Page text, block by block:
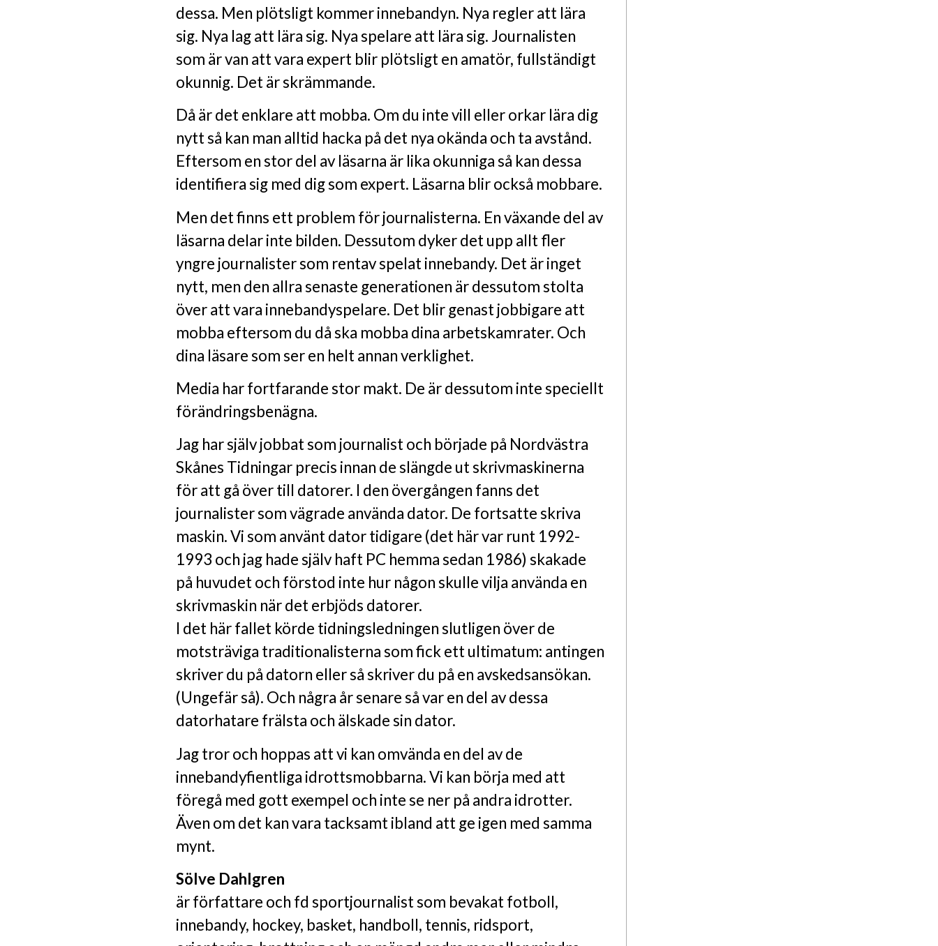
dessa. Men plötsligt kommer innebandyn. Nya regler att lära
sig. Nya lag att lära sig. Nya spelare att lära sig. Journalisten
som är van att vara expert blir plötsligt en amatör, fullständigt
okunnig. Det är skrämmande.
Då är det enklare att mobba. Om du inte vill eller orkar lära dig
nytt så kan man alltid hacka på det nya okända och ta avstånd.
Eftersom en stor del av läsarna är lika okunniga så kan dessa
identifiera sig med dig som expert. Läsarna blir också mobbare.
Men det finns ett problem för journalisterna. En växande del av
läsarna delar inte bilden. Dessutom dyker det upp allt fler
yngre journalister som rentav spelat innebandy. Det är inget
nytt, men den allra senaste generationen är dessutom stolta
över att vara innebandyspelare. Det blir genast jobbigare att
mobba eftersom du då ska mobba dina arbetskamrater. Och
dina läsare som ser en helt annan verklighet.
Media har fortfarande stor makt. De är dessutom inte speciellt
förändringsbenägna.
Jag har själv jobbat som journalist och började på Nordvästra
Skånes Tidningar precis innan de slängde ut skrivmaskinerna
för att gå över till datorer. I den övergången fanns det
journalister som vägrade använda dator. De fortsatte skriva
maskin. Vi som använt dator tidigare (det här var runt 1992-
1993 och jag hade själv haft PC hemma sedan 1986) skakade
på huvudet och förstod inte hur någon skulle vilja använda en
skrivmaskin när det erbjöds datorer.
I det här fallet körde tidningsledningen slutligen över de
motsträviga traditionalisterna som fick ett ultimatum: antingen
skriver du på datorn eller så skriver du på en avskedsansökan.
(Ungefär så). Och några år senare så var en del av dessa
datorhatare frälsta och älskade sin dator.
Jag tror och hoppas att vi kan omvända en del av de
innebandyfientliga idrottsmobbarna. Vi kan börja med att
föregå med gott exempel och inte se ner på andra idrotter.
Även om det kan vara tacksamt ibland att ge igen med samma
mynt.
Sölve Dahlgren
är författare och fd sportjournalist som bevakat fotboll,
innebandy, hockey, basket, handboll, tennis, ridsport,